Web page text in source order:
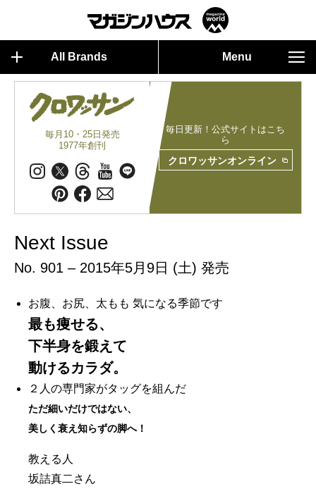
All Brands Menu
毎月10・25日発売
1977年創刊
毎日更新！公式サイトはこち
ら
クロワッサンオンライン
Next Issue
No. 901 – 2015年5月9日 (土) 発売
お腹、お尻、太もも 気になる季節です
最も痩せる、
下半身を鍛えて
動けるカラダ。
２人の専門家がタッグを組んだ
ただ細いだけではない、
美しく衰え知らずの脚へ！
教える人
坂詰真二さん